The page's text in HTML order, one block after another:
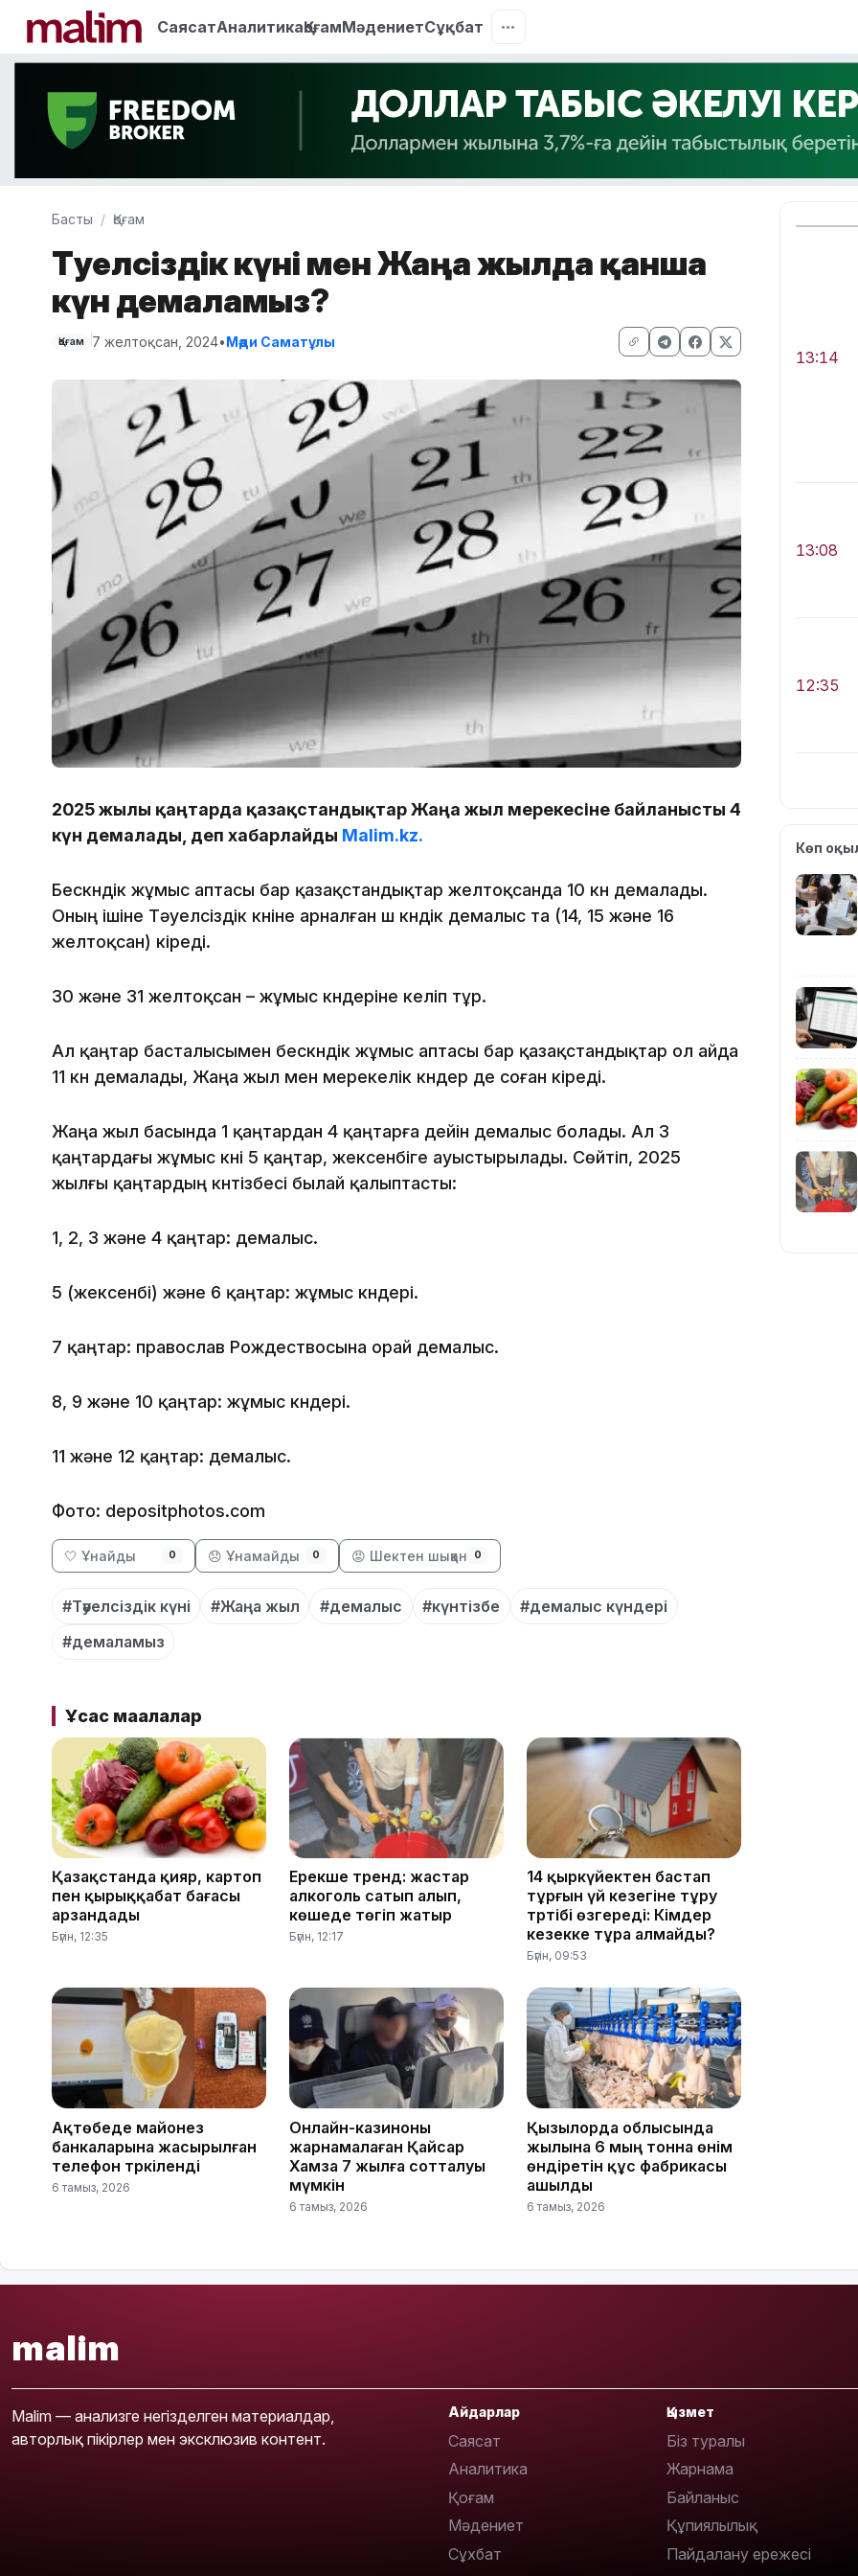
СаясатАналитикаҚоғамМәдениетСұқбат
Басты Қоғам
Тәуелсіздік күні мен Жаңа жылда қанша
күн демаламыз?
Қоғам 7 желтоқсан, 2024•Мәди Саматұлы
2025 жылғы қаңтарда қазақстандықтар Жаңа жыл мерекесіне байланысты 4
күн демалады, деп хабарлайды Malim.kz.
Бескүндік жұмыс аптасы бар қазақстандықтар желтоқсанда 10 күн демалады.
Оның ішіне Тәуелсіздік күніне арналған үш күндік демалыс та (14, 15 және 16
желтоқсан) кіреді.
30 және 31 желтоқсан – жұмыс күндеріне келіп тұр.
Ал қаңтар басталысымен бескүндік жұмыс аптасы бар қазақстандықтар ол айда
11 күн демалады, Жаңа жыл мен мерекелік күндер де соған кіреді.
Жаңа жыл басында 1 қаңтардан 4 қаңтарға дейін демалыс болады. Ал 3
қаңтардағы жұмыс күні 5 қаңтар, жексенбіге ауыстырылады. Сөйтіп, 2025
жылғы қаңтардың күнтізбесі былай қалыптасты:
1, 2, 3 және 4 қаңтар: демалыс.
5 (жексенбі) және 6 қаңтар: жұмыс күндері.
7 қаңтар: православ Рождествосына орай демалыс.
8, 9 және 10 қаңтар: жұмыс күндері.
11 және 12 қаңтар: демалыс.
Фото: depositphotos.com
🤍 Ұнайды 0 😞 Ұнамайды 0 😡 Шектен шыққан 0
#Тәуелсіздік күні #Жаңа жыл #демалыс #күнтізбе
#демалыс күндері
#демаламыз
Ұқсас мақалалар
Қазақстанда қияр, картоп
пен қырыққабат бағасы
арзандады
Бүгін, 12:35
Ерекше тренд: жастар
алкоголь сатып алып,
көшеде төгіп жатыр
Бүгін, 12:17
14 қыркүйектен бастап
тұрғын үй кезегіне тұру
тәртібі өзгереді: Кімдер
кезекке тұра алмайды?
Бүгін, 09:53
Ақтөбеде майонез
банкаларына жасырылған
телефон тәркіленді
6 тамыз, 2026
Онлайн-казиноны
жарнамалаған Қайсар
Хамза 7 жылға сотталуы
мүмкін
6 тамыз, 2026
Қызылорда облысында
жылына 6 мың тонна өнім
өндіретін құс фабрикасы
ашылды
6 тамыз, 2026
13:14
13:08
12:35
12:17
11:23
Көп
malim
Malim — анализге негізделген материалдар,
авторлық пікірлер мен эксклюзив контент.
Айдарлар
Саясат
Аналитика
Қоғам
Мәдениет
Сұхбат
Қызмет
Біз туралы
Жарнама
Байланыс
Құпиялылық
Пайдалану ережесі